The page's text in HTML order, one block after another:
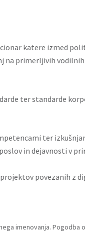
katere izmed
na primerljivih
ter standarde
ter
in dejavnosti v
povezanih z
imenovanja. Pogodba